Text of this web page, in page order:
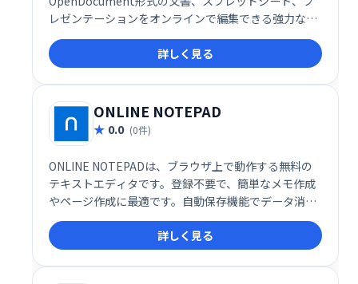
レゼンテーションをオンラインで編集できる強力なオ
フィススイートです。豊富な編集ツールと共同編集機
能により、チームワークの効率化を促進します。複雑
なフォーマットにも対応し、自社ウェブソリューショ
ンとのシームレスな連携も可能です。生産性向上と円
滑な情報共有を実現する、頼れるオフィスツールで
す。
詳しく見る
ONLINE NOTEPAD
0.0 (0件)
ONLINE NOTEPADは、ブラウザ上で動作する無料の
テキストエディタです。登録不要で、簡単なメモ作成
やページ作成に最適です。自動保存機能でデータ消失
を防ぎ、ブラウザを閉じても作業内容を復元します。
元に戻す/やり直し、検索・置換など、基本的な編集機
能も充実しています。
詳しく見る